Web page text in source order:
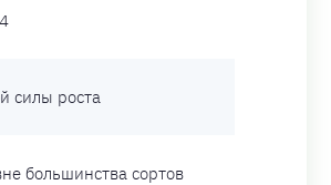
силы роста
большинства сортов